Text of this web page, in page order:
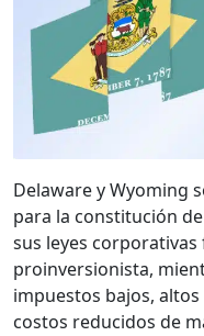
Delaware y Wyoming
para la constitución
sus leyes
proinversionista,
impuestos bajos,
costos reducidos de